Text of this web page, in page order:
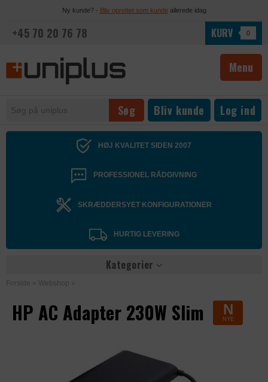
Ny kunde? - Bliv oprettet som kundeallerede idag
+45 70 20 76 78 KURV 0
Menu
Bliv kunde Log ind
HØJ KVALITET SIDEN 2007
PROFESSIONEL RÅDGIVNING
SKRÆDDERSYET KONFIGURATIONER
HURTIG LEVERING
Kategorier
Forside » Webshop »
HP AC Adapter 230W Slim N
NYE